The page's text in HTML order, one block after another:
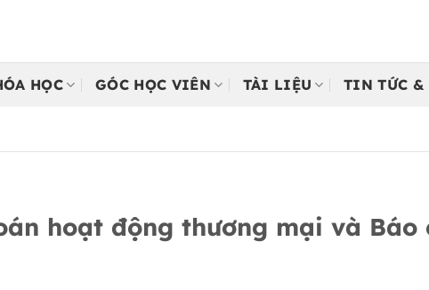
HỌC GÓC HỌC VIÊN TÀI LIỆU TIN TỨC &
hoạt động thương mại và